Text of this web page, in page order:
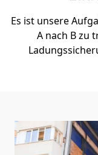
Es ist unsere
A nach B zu